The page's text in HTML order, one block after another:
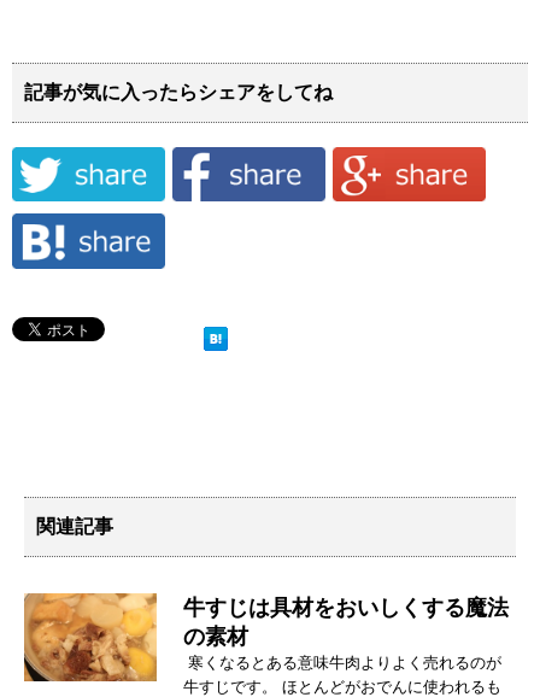
記事が気に入ったらシェアをしてね
関連記事
牛すじは具材をおいしくする魔法
の素材
寒くなるとある意味牛肉よりよく売れるのが
牛すじです。 ほとんどがおでんに使われるも